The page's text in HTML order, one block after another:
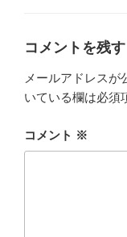
コメントを残す
メールアドレスが
いている欄は必須
コメント ※